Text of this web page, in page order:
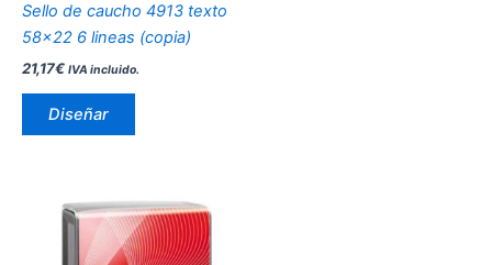
Sello de caucho 4913 texto
58×22 6 lineas (copia)
21,17€ IVA incluido.
Diseñar
en
la
página
producto
tiene